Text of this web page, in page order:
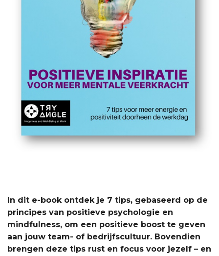
In dit e-book ontdek je 7 tips, gebaseerd op de
principes van positieve psychologie en
mindfulness, om een positieve boost te geven
aan jouw team- of bedrijfscultuur. Bovendien
brengen deze tips rust en focus voor jezelf – en